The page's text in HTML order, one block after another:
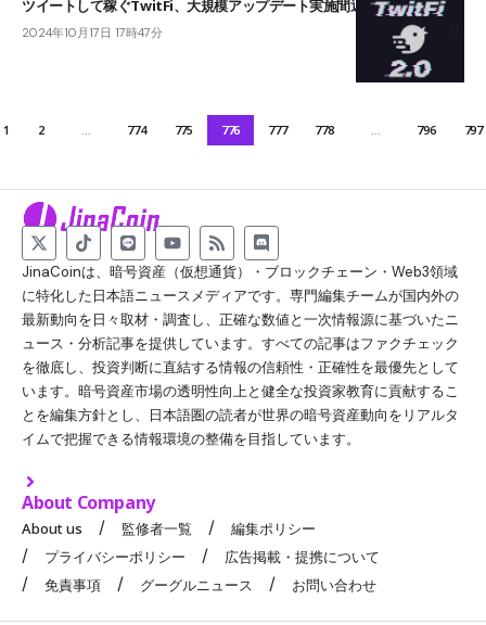
ツイートして稼ぐTwitFi、大規模アップデート実施間近
2024年10月17日 17時47分
1 2 774 775 776 777 778 796 797
JinaCoinは、暗号資産（仮想通貨）・ブロックチェーン・Web3領域
に特化した日本語ニュースメディアです。専門編集チームが国内外の
最新動向を日々取材・調査し、正確な数値と一次情報源に基づいたニ
ュース・分析記事を提供しています。すべての記事はファクチェック
を徹底し、投資判断に直結する情報の信頼性・正確性を最優先として
います。暗号資産市場の透明性向上と健全な投資家教育に貢献するこ
とを編集方針とし、日本語圏の読者が世界の暗号資産動向をリアルタ
イムで把握できる情報環境の整備を目指しています。
About Company
About us 監修者一覧
編集ポリシー
プライバシーポリシー
広告掲載・提携について
免責事項
グーグルニュース お問い合わせ